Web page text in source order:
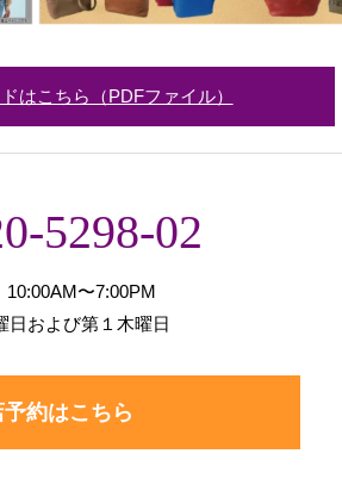
はこちら（PDFファイル）
5298-02
〜7:00PM
および第１木曜日
約はこちら